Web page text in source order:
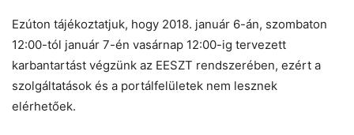
Ezúton tájékoztatjuk, hogy 2018. január 6-án, szombaton
12:00-tól január 7-én vasárnap 12:00-ig tervezett
karbantartást végzünk az EESZT rendszerében, ezért a
szolgáltatások és a portálfelületek nem lesznek
elérhetőek.